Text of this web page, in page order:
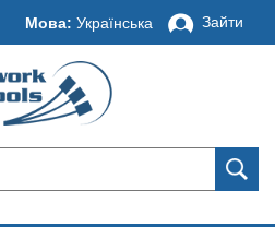
Мова: Українська Зайти